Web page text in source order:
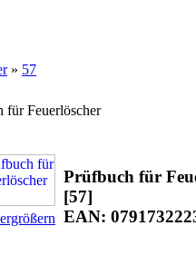
» 57
für Feuerlöscher
Prüfbuch für
[57]
EAN: